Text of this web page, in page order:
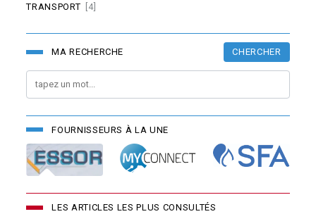
TRANSPORT [4]
MA RECHERCHE CHERCHER
FOURNISSEURS À LA UNE
LES ARTICLES LES PLUS CONSULTÉS